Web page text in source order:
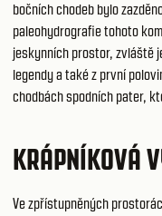
bočních chodeb bylo
paleohydrografie tohoto
jeskynních prostor, zvláště
legendy a také z první
chodbách spodních pater,
KRÁPNÍKOVÁ
Ve zpřístupněných